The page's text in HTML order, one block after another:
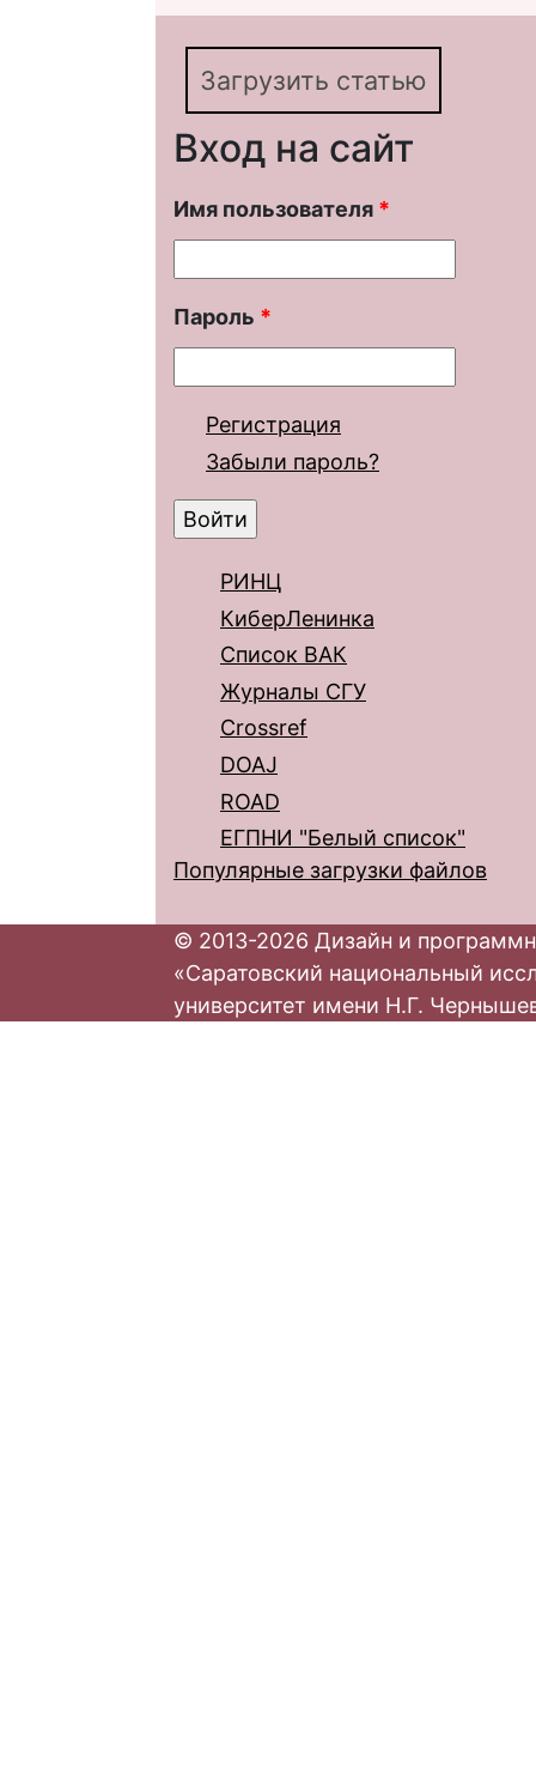
Загрузить статью
Вход на сайт
Имя пользователя *
Пароль *
Регистрация
Забыли пароль?
РИНЦ
КиберЛенинка
Список ВАК
Журналы СГУ
Crossref
DOAJ
ROAD
ЕГПНИ "Белый список"
Популярные загрузки файлов
© 2013-2026 Дизайн и
«Саратовский национальный
университет имени Н.Г.